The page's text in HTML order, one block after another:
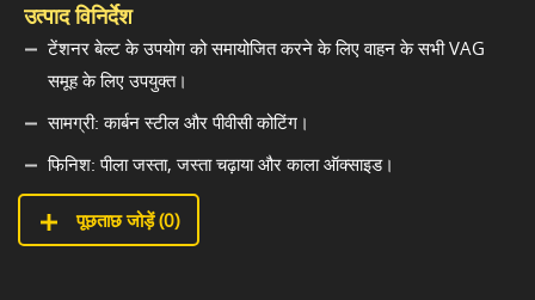
उत्पाद विनिर्देश
टेंशनर बेल्ट के उपयोग को समायोजित करने के लिए वाहन के सभी VAG
समूह के लिए उपयुक्त।
सामग्री: कार्बन स्टील और पीवीसी कोटिंग।
फिनिश: पीला जस्ता, जस्ता चढ़ाया और काला ऑक्साइड।
पूछताछ जोड़ें (0)